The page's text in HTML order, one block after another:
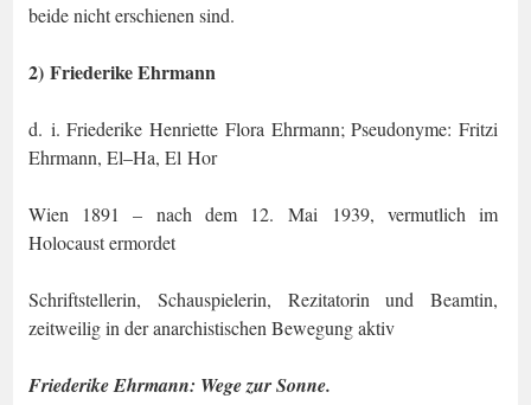
beide nicht erschienen sind.
2) Friederike Ehrmann
d. i. Friederike Henriette Flora Ehrmann; Pseudonyme: Fritzi
Ehrmann, El–Ha, El Hor
Wien 1891 – nach dem 12. Mai 1939, vermutlich im
Holocaust ermordet
Schriftstellerin, Schauspielerin, Rezitatorin und Beamtin,
zeitweilig in der anarchisti­schen Bewegung aktiv
Friederike Ehrmann: Wege zur Sonne.